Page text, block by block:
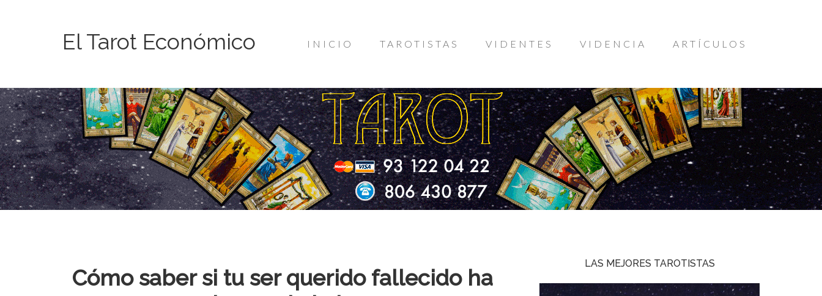
El Tarot Económico INICIO TAROTISTAS VIDENTES VIDENCIA ARTÍCULOS
Cómo saber si tu ser querido fallecido ha
LAS MEJORES TAROTISTAS